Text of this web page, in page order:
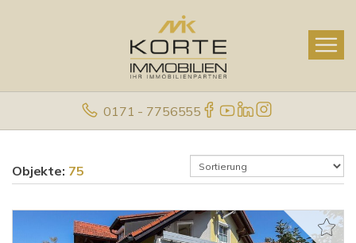
0171 - 7756555
Objekte: 75